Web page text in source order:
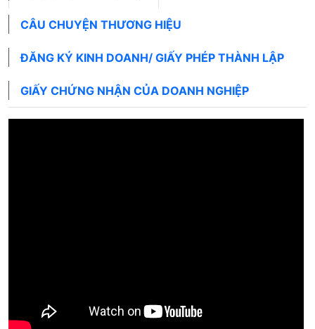
CÂU CHUYỆN THƯƠNG HIỆU
ĐĂNG KÝ KINH DOANH/ GIẤY PHÉP THÀNH LẬP
GIẤY CHỨNG NHẬN CỦA DOANH NGHIỆP